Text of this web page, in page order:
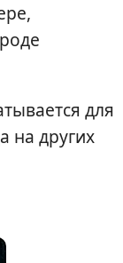
для
на других